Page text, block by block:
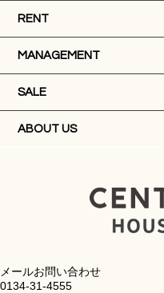
RENT
MANAGEMENT
SALE
ABOUT US
メールお問い合わせ
0134-31-4555